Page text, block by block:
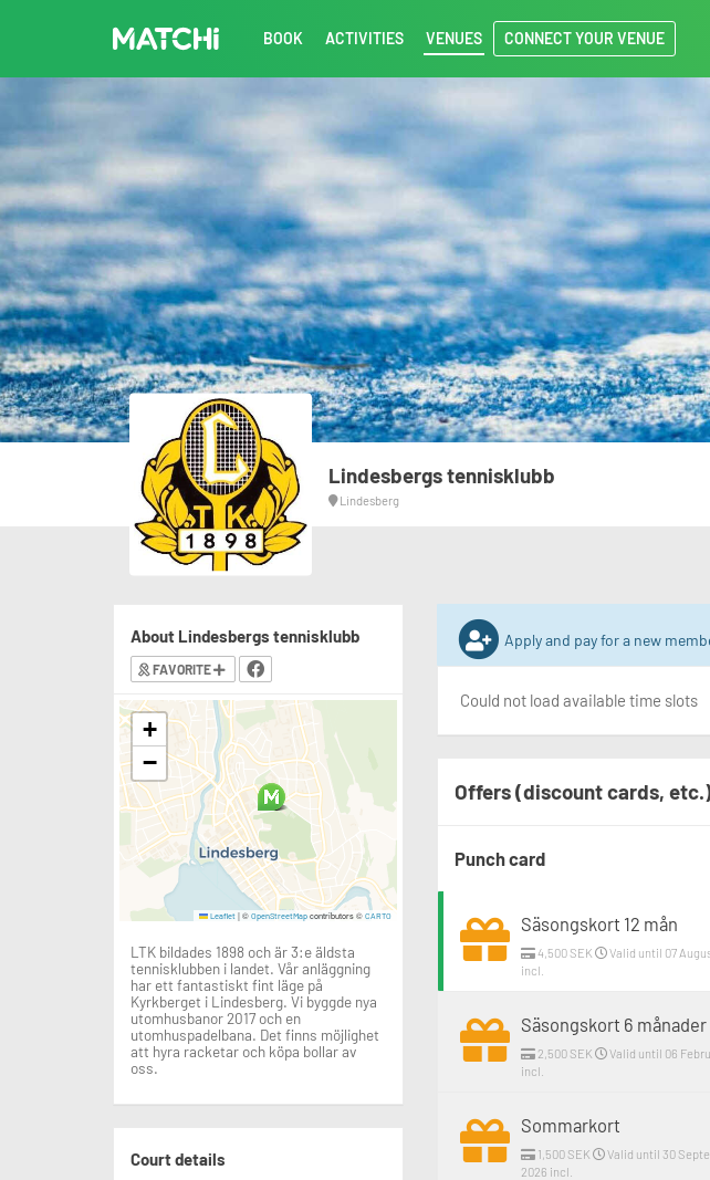
BOOK ACTIVITIES VENUES CONNECT YOUR VENUE
Lindesbergs tennisklubb
Lindesberg
Apply and pay for a new
Could not load available time slots
Offers (discount cards,
Punch card
Säsongskort 12 mån
4,500 SEK
Valid until 07
incl.
Säsongskort 6 månader
2,500 SEK
Valid until 06
incl.
Sommarkort
1,500 SEK
Valid until 30
2026 incl.
About Lindesbergs tennisklubb
FAVORITE
+
−
Leaflet |© OpenStreetMapcontributors © CARTO
LTK bildades 1898 och är 3:e äldsta
tennisklubben i landet. Vår anläggning
har ett fantastiskt fint läge på
Kyrkberget i Lindesberg. Vi byggde nya
utomhusbanor 2017 och en
utomhuspadelbana. Det finns möjlighet
att hyra racketar och köpa bollar av
oss.
Court details